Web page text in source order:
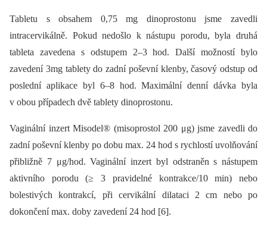
Tabletu s obsahem 0,75 mg dinoprostonu jsme zavedli
intracervikálně. Pokud nedošlo k nástupu porodu, byla druhá
tableta zavedena s odstupem 2–3 hod. Další možností bylo
zavedení 3mg tablety do zadní poševní klenby, časový odstup od
poslední aplikace byl 6–8 hod. Maximální denní dávka byla
v obou případech dvě tablety dinoprostonu.
Vaginální inzert Misodel® (misoprostol 200 μg) jsme zavedli do
zadní poševní klenby po dobu max. 24 hod s rychlostí uvolňování
přibližně 7 μg/hod. Vaginální inzert byl odstraněn s nástupem
aktivního porodu (≥ 3 pravidelné kontrakce/10 min) nebo
bolestivých kontrakcí, při cervikální dilataci 2 cm nebo po
dokončení max. doby zavedení 24 hod [6].